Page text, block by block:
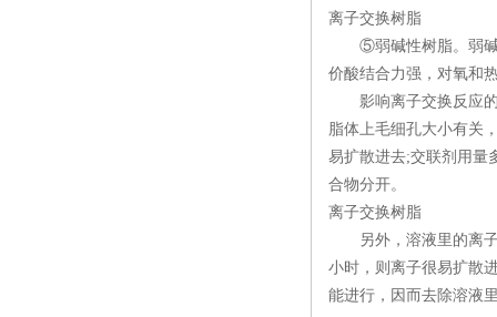
离子交换树脂
⑤弱碱性树脂。弱碱性
价酸结合力强，对氧和
影响离子交换反应的
脂体上毛细孔大小有关
易扩散进去;交联剂用量
合物分开。
离子交换树脂
另外，溶液里的离子
小时，则离子很易扩散
能进行，因而去除溶液